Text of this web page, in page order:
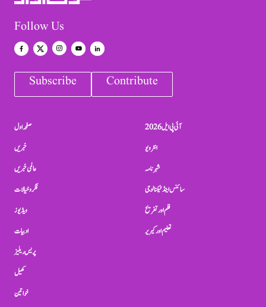
Follow Us
Subscribe Contribute
صفحہ اول
خبریں
عالمی خبریں
فکر و خیالات
ویڈیوز
ادبیات
پریس ریلیز
کھیل
خواتین
آئی پی ایل 2026
انٹرویو
شہرنامہ
سائنس اینڈ ٹیکنالوجی
فلم اور تفریح
تعلیم اور کیریر